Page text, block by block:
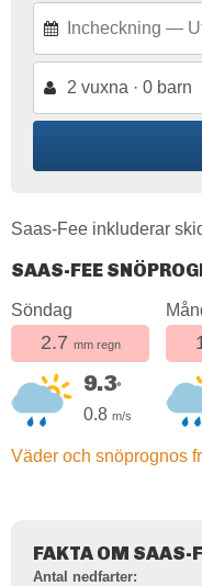
2 vuxna · 0 barn
Saas-Fee inkluderar
SAAS-FEE
Söndag
2.7 mm regn
9.3°
0.8 m/s
Väder och snöprognos
FAKTA OM SAAS-
Antal nedfarter: